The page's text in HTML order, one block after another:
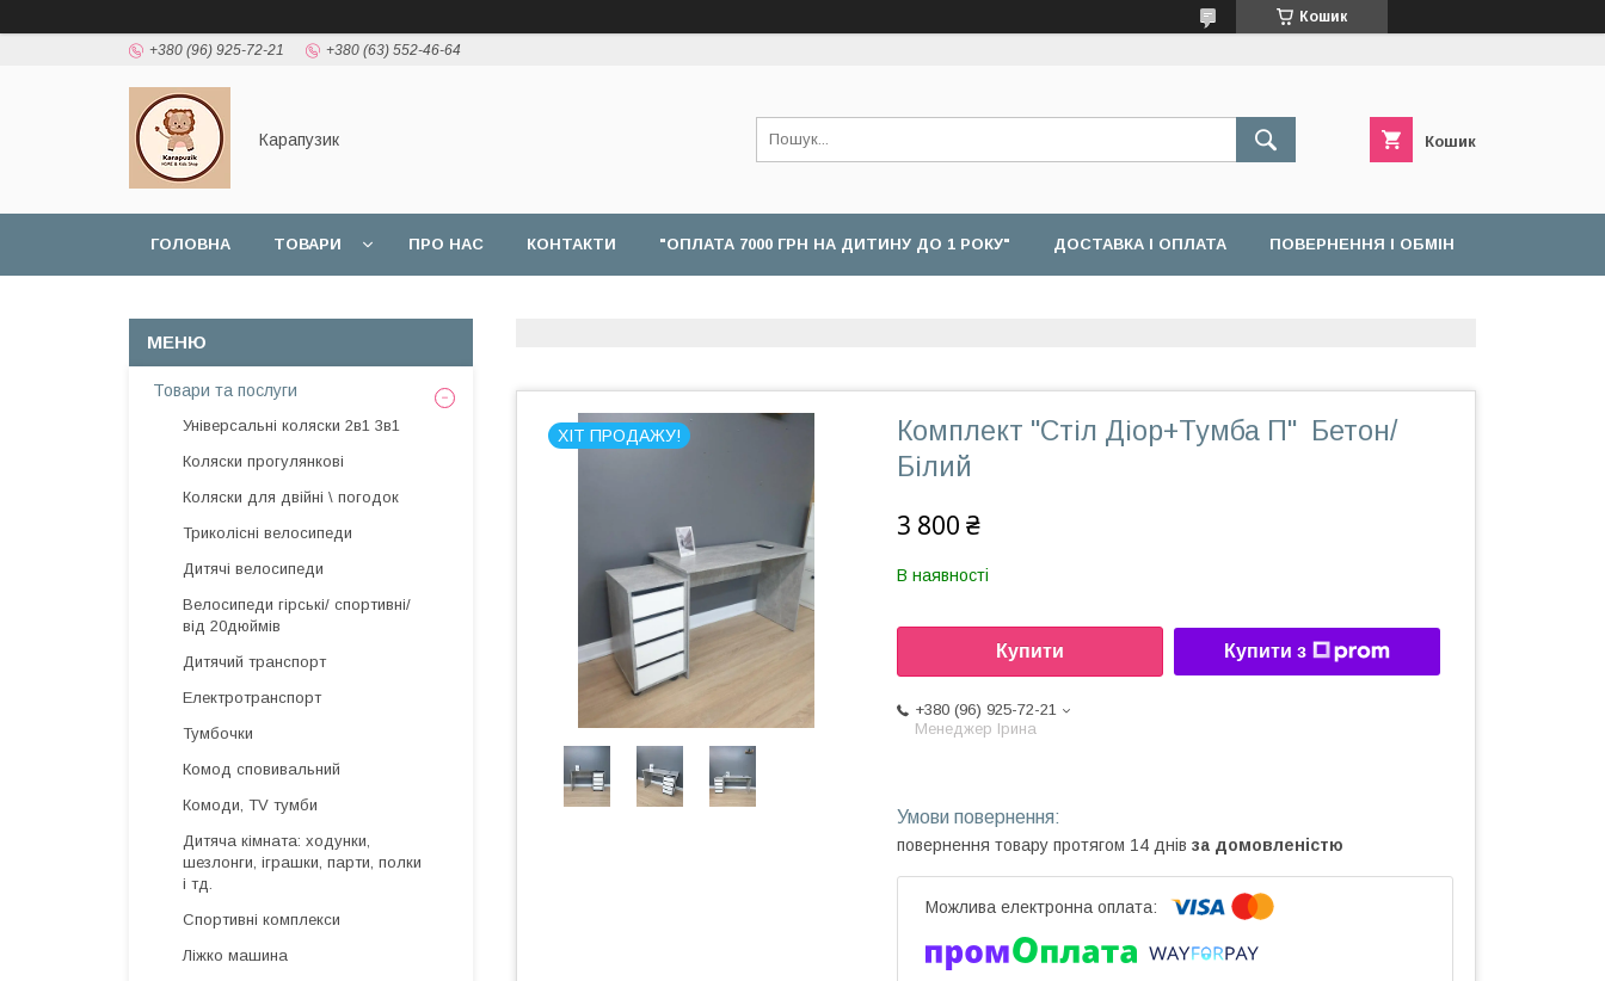
Кошик
+380 (96) 925-72-21 +380 (63) 552-46-64
Карапузик Кошик
ГОЛОВНА ТОВАРИ ПРО НАС КОНТАКТИ "ОПЛАТА 7000 ГРН НА ДИТИНУ ДО 1 РОКУ" ДОСТАВКА І ОПЛАТА ПОВЕРНЕННЯ І ОБМІН
ХІТ ПРОДАЖУ!
Комплект "Стіл Діор+Тумба П" Бетон/
Білий
3 800 ₴
В наявності
Купити Купити з
+380 (96) 925-72-21
Менеджер Ірина
повернення товару протягом 14 днів за домовленістю
Товари та послуги
Універсальні коляски 2в1 3в1
Коляски прогулянкові
Коляски для двійні \ погодок
Триколісні велосипеди
Дитячі велосипеди
Велосипеди гірські/ спортивні/
від 20дюймів
Дитячий транспорт
Електротранспорт
Тумбочки
Комод сповивальний
Комоди, TV тумби
Дитяча кімната: ходунки,
шезлонги, іграшки, парти, полки
і тд.
Спортивні комплекси
Ліжко машина